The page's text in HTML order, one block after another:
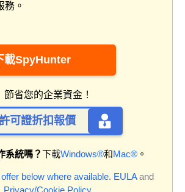
務。
載SpyHunter
節省您的企業資金！
可證折扣報價
系統嗎？下載Windows®和Mac®。
below where available. EULAand
Privacy/Cookie Policy.